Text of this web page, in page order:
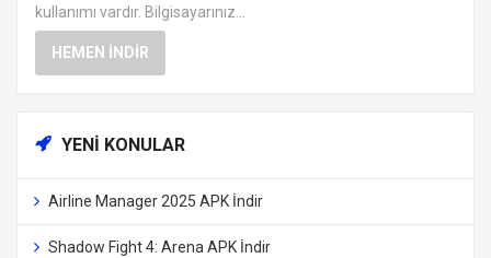
kullanımı vardır. Bilgisayarınız...
HEMEN İNDIR
YENI KONULAR
Airline Manager 2025 APK İndir
Shadow Fight 4: Arena APK İndir